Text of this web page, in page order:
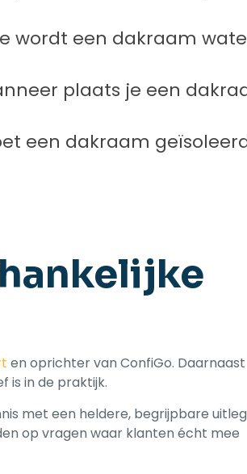
wordt een dakraam
plaats je een
een dakraam
en oprichter van ConfiGo. Daarnaast
is in de praktijk.
met een heldere, begrijpbare
op vragen waar klanten écht mee